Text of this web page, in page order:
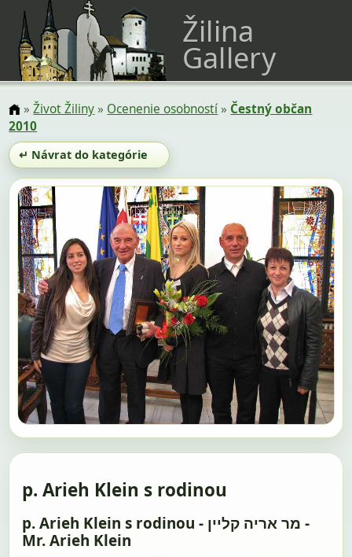
Žilina
Gallery
»Život Žiliny» Ocenenie osobností» Čestný občan
2010
↵ Návrat do kategórie
p. Arieh Klein s rodinou
p. Arieh Klein s rodinou - מר אריה קליין -
Mr. Arieh Klein